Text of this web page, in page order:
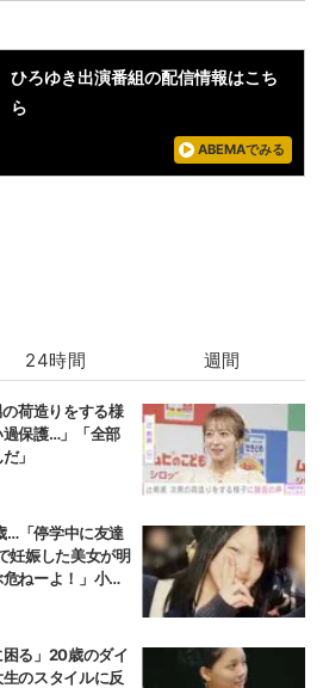
ひろゆき出演番組の配信情報はこち
ら
ABEMAでみる
24時間 週間
荷造りをする様
保護…」「全部
」
…「停学中に友達
妊娠した美女が明
ねーよ！」小森
困る」20歳のダイ
のスタイルに反